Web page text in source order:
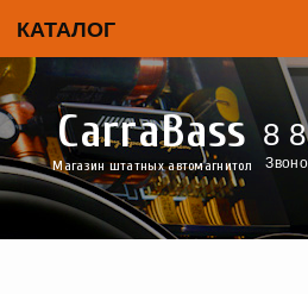
КАТАЛОГ
CarraBass
Магазин штатных автомагнитол
8